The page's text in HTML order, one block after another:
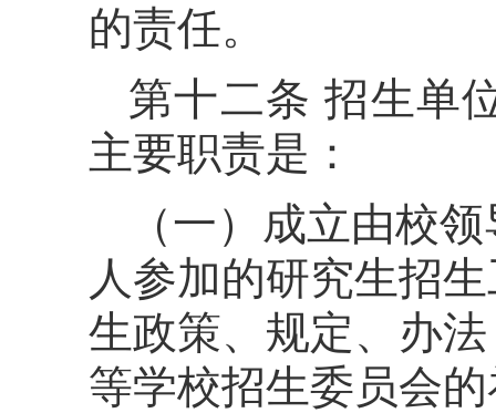
的责任。
第十二条 招生单
主要职责是：
（一）成立由校
人参加的研究生招
生政策、规定、办
等学校招生委员会